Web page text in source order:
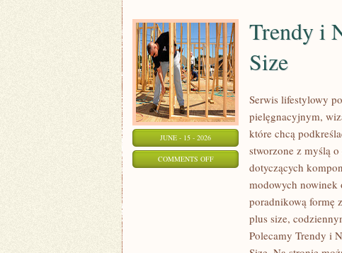
JUNE - 15 - 2026
COMMENTS OFFON
Trendy i
Size
Serwis lifestylowy
pielęgnacyjnym,
które chcą
stworzone z myślą
dotyczących
modowych nowinek
poradnikową formę
plus size,
Polecamy Trendy i